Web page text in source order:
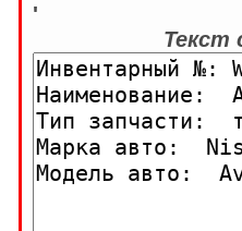
'
Текст